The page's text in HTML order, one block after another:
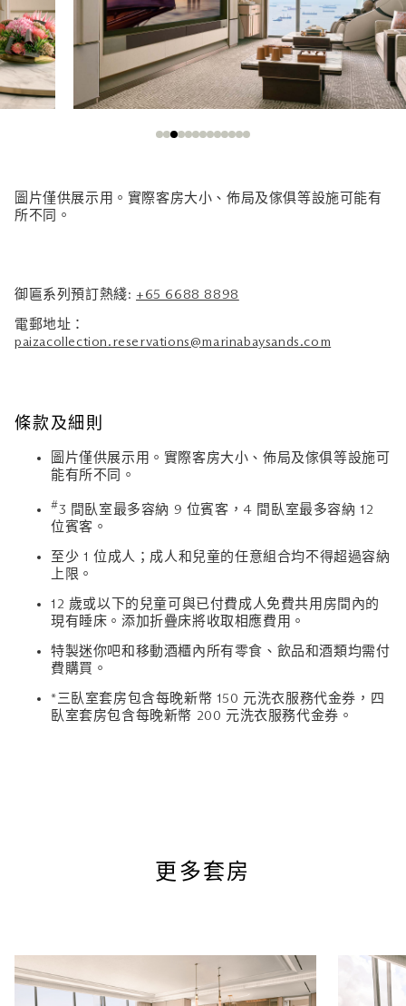
圖片僅供展示用。實際客房大小、佈局及傢俱等設施可能有
所不同。
御匾系列預訂熱綫: +65 6688 8898
電郵地址：
paizacollection.reservations@marinabaysands.com
條款及細則
圖片僅供展示用。實際客房大小、佈局及傢俱等設施可
能有所不同。
#3 間臥室最多容納 9 位賓客，4 間臥室最多容納 12
位賓客。
至少 1 位成人；成人和兒童的任意組合均不得超過容納
上限。
12 歲或以下的兒童可與已付費成人免費共用房間內的
現有睡床。添加折疊床將收取相應費用。
特製迷你吧和移動酒櫃內所有零食、飲品和酒類均需付
費購買。
*三臥室套房包含每晚新幣 150 元洗衣服務代金券，四
臥室套房包含每晚新幣 200 元洗衣服務代金券。
更多套房